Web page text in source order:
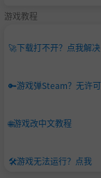
游戏教程
🚀下载打不开？点我解决
🔑游戏弹Steam？无许
🌐游戏改中文教程
🛠️游戏无法运行？点我